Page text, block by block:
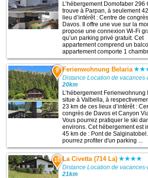
L’hébergement Domofaber 296
trouve à Parpan, à seulement
lieu d’intérêt : Centre de
Davos. Il offre une vue sur la
propose une connexion Wi-Fi
qu’un parking privé gratuit. Cet
appartement comprend un
appartement comporte 1
9 Ferienwohnung Belaria
Distance Location de
20km
L’hébergement Ferienwohnung
situe à Valbella, à
23 km de ces lieux d’intérêt :
congrès de Davos et Canyon
Vous pourrez pratiquer le ski
environs. Cet hébergement est
45 km de : Pont de
pourrez profiter d'un parking ...
10 La Civetta (714 La)
Distance Location de
21km